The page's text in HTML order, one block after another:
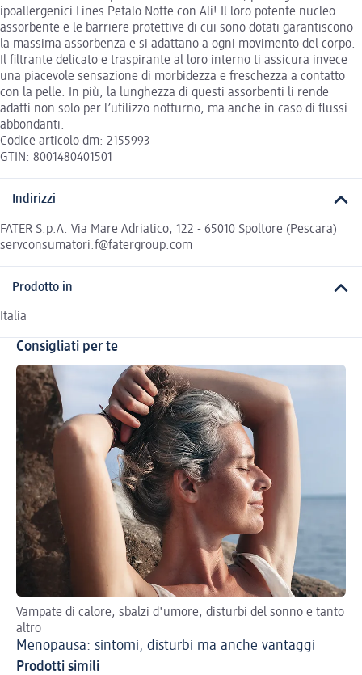
ipoallergenici Lines Petalo Notte con Ali! Il loro potente nucleo
assorbente e le barriere protettive di cui sono dotati garantiscono
la massima assorbenza e si adattano a ogni movimento del corpo.
Il filtrante delicato e traspirante al loro interno ti assicura invece
una piacevole sensazione di morbidezza e freschezza a contatto
con la pelle. In più, la lunghezza di questi assorbenti li rende
adatti non solo per l’utilizzo notturno, ma anche in caso di flussi
abbondanti.
Codice articolo dm: 2155993
GTIN: 8001480401501
Indirizzi
FATER S.p.A. Via Mare Adriatico, 122 - 65010 Spoltore (Pescara)
servconsumatori.f@fatergroup.com
Prodotto in
Italia
Consigliati per te
Vampate di calore, sbalzi d'umore, disturbi del sonno e tanto
altro
Menopausa: sintomi, disturbi ma anche vantaggi
Prodotti simili